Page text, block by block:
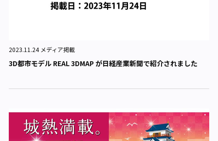
2023.11.24 メディア掲載
3D都市モデル REAL 3DMAP が日経産業新聞で紹介されました